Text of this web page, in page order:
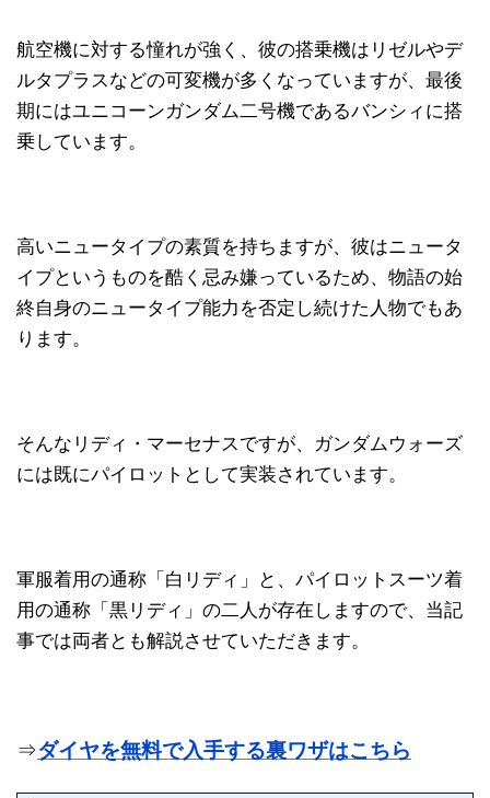
航空機に対する憧れが強く、彼の搭乗機はリゼルやデ
ルタプラスなどの可変機が多くなっていますが、最後
期にはユニコーンガンダム二号機であるバンシィに搭
乗しています。
高いニュータイプの素質を持ちますが、彼はニュータ
イプというものを酷く忌み嫌っているため、物語の始
終自身のニュータイプ能力を否定し続けた人物でもあ
ります。
そんなリディ・マーセナスですが、ガンダムウォーズ
には既にパイロットとして実装されています。
軍服着用の通称「白リディ」と、パイロットスーツ着
用の通称「黒リディ」の二人が存在しますので、当記
事では両者とも解説させていただきます。
⇒ダイヤを無料で入手する裏ワザはこちら